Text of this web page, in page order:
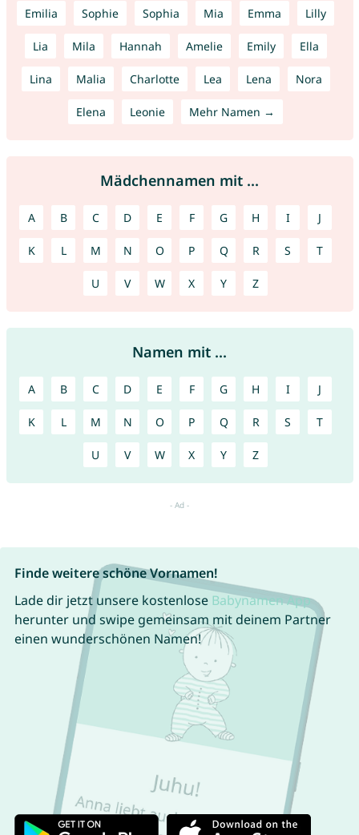
Emilia Sophie Sophia Mia Emma Lilly
Lia Mila Hannah Amelie Emily Ella
Lina Malia Charlotte Lea Lena Nora
Elena Leonie Mehr Namen →
Mädchennamen mit ...
A B C D E F G H I J
K L M N O P Q R S T
U V W X Y Z
Namen mit ...
A B C D E F G H I J
K L M N O P Q R S T
U V W X Y Z
Finde weitere schöne Vornamen!
Lade dir jetzt unsere kostenlose Babynamen App
herunter und swipe gemeinsam mit deinem Partner
einen wunderschönen Namen!